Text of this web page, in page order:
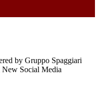
by Gruppo Spaggiari
Social Media